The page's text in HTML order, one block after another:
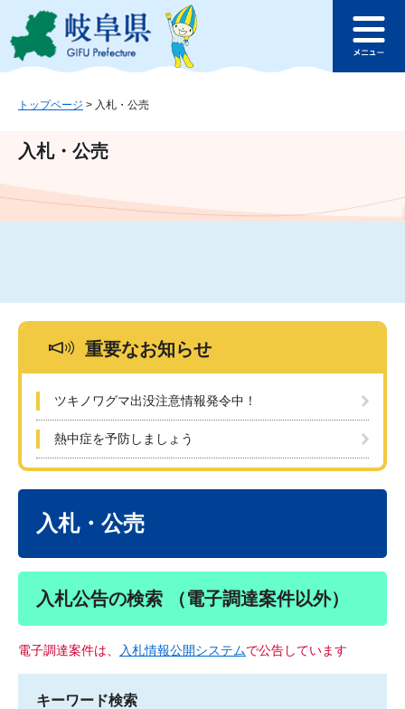
ジ
ュ
文
このページの本文へ
ュ
トップページ > 入札・公売
入札・公売
重要なお知らせ
ツキノワグマ出没注意情報発令中！
熱中症を予防しましょう
入札・公売
入札公告の検索 （電子調達案件以外）
電子調達案件は、 入札情報公開システムで公告しています
キーワード検索